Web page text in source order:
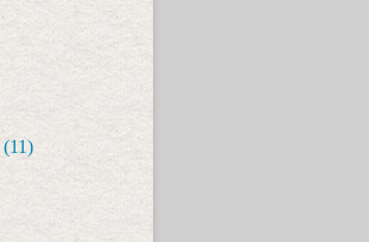
(11)